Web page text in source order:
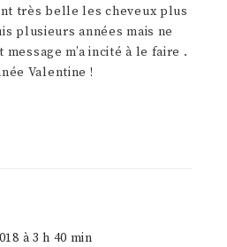
très belle les cheveux plus
plusieurs années mais ne
m’a incité à le faire .
Valentine !
à 3 h 40 min